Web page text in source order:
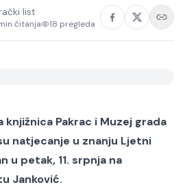
list
čitanja 18 pregleda
knjižnica Pakrac i Muzej grada
natjecanje u znanju Ljetni
u petak, 11. srpnja na
Janković.